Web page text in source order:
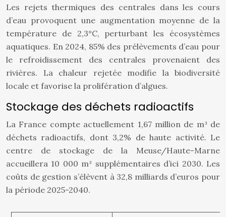
Les rejets thermiques des centrales dans les cours
d’eau provoquent une augmentation moyenne de la
température de 2,3°C, perturbant les écosystèmes
aquatiques. En 2024, 85% des prélèvements d’eau pour
le refroidissement des centrales provenaient des
rivières. La chaleur rejetée modifie la biodiversité
locale et favorise la prolifération d’algues.
Stockage des déchets radioactifs
La France compte actuellement 1,67 million de m³ de
déchets radioactifs, dont 3,2% de haute activité. Le
centre de stockage de la Meuse/Haute-Marne
accueillera 10 000 m³ supplémentaires d’ici 2030. Les
coûts de gestion s’élèvent à 32,8 milliards d’euros pour
la période 2025-2040.